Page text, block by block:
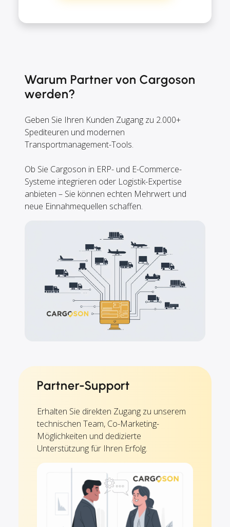
Warum Partner von Cargoson
werden?
Geben Sie Ihren Kunden Zugang zu 2.000+
Spediteuren und modernen
Transportmanagement-Tools.
Ob Sie Cargoson in ERP- und E-Commerce-
Systeme integrieren oder Logistik-Expertise
anbieten – Sie können echten Mehrwert und
neue Einnahmequellen schaffen.
Partner-Support
Erhalten Sie direkten Zugang zu unserem
technischen Team, Co-Marketing-
Möglichkeiten und dedizierte
Unterstützung für Ihren Erfolg.